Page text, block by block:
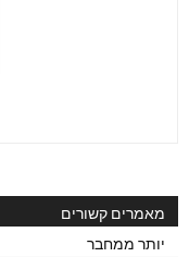
מאמרים קשורים
יותר ממחבר